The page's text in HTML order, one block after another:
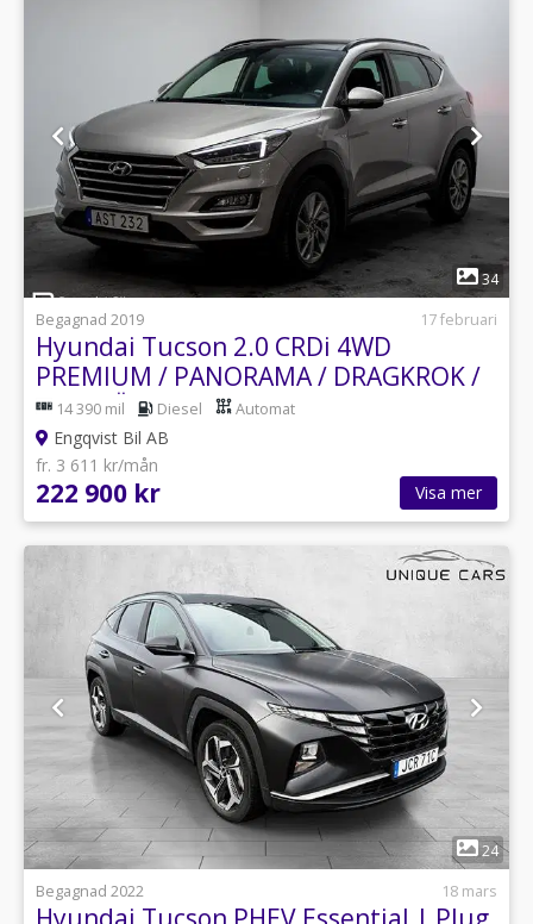
34
Begagnad 2019
17 februari
Hyundai Tucson 2.0 CRDi 4WD
PREMIUM / PANORAMA / DRAGKROK /
RATTVÄRME
14 390 mil Diesel Automat
Engqvist Bil AB
fr. 3 611 kr/mån
222 900 kr Visa mer
1
24
Begagnad 2022
18 mars